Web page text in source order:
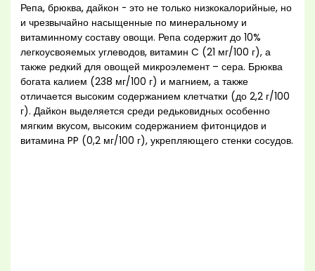
Репа, брюква, дайкон - это не только низкокалорийные, но
и чрезвычайно насыщенные по минеральному и
витаминному составу овощи. Репа содержит до 10%
легкоусвояемых углеводов, витамин C (21 мг/100 г), а
также редкий для овощей микроэлемент – сера. Брюква
богата калием (238 мг/100 г) и магнием, а также
отличается высоким содержанием клетчатки (до 2,2 г/100
г). Дайкон выделяется среди редьковидных особенно
мягким вкусом, высоким содержанием фитонцидов и
витамина PP (0,2 мг/100 г), укрепляющего стенки сосудов.